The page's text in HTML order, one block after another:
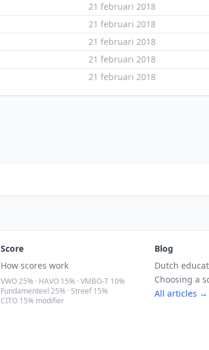
21 februari 2018
21 februari 2018
21 februari 2018
21 februari 2018
21 februari 2018
Score
How scores work
VWO 25% · HAVO 15% · VMBO-T 10%
Fundamenteel 25% · Streef 15%
CITO 15% modifier
Blog
Dutch
Choosing a
All articles →